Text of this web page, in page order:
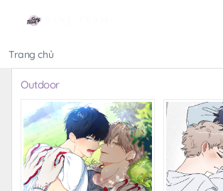
Trang chủ
Outdoor